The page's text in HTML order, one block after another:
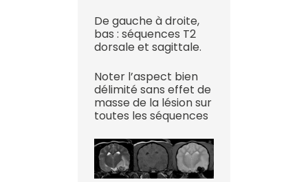
De gauche à droite,
bas : séquences T2
dorsale et sagittale.
Noter l’aspect bien
délimité sans effet de
masse de la lésion sur
toutes les séquences